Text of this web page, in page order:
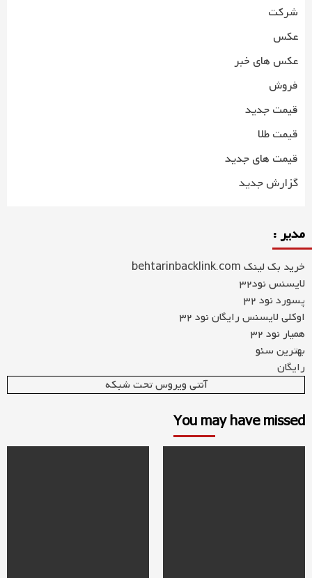
شرکت
عکس
عکس های خبر
فروش
قیمت جدید
قیمت طلا
قیمت های جدید
گزارش جدید
مدیر :
خرید بک لینک behtarinbacklink.com
لایسنس نود32
پسورد نود 32
اوکلی لایسنس رایگان نود 32
همیار نود 32
بهترین سئو
رایگان
آنتی ویروس تحت شبکه
You may have missed